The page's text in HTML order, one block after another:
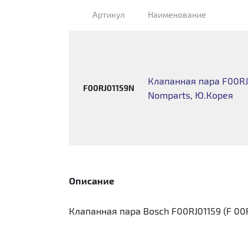
Артикул Наименование
F00RJ01159N
Клапанная пара
Nomparts, Ю.Корея
Описание
Клапанная пара Bosch F00RJ01159 (F